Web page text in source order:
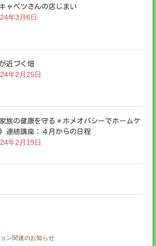
ャベツさんの店じまい
年3月6日
近づく畑
年2月25日
家族の健康を守る＊ホメオパシーでホームケ
連続講座：４月からの日程
年2月19日
関連のお知らせ